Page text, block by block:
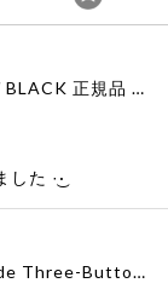
[as”on] BONITA MINI BAG / BLACK 正規品 韓国ブランド 韓国通販 韓国代行 韓国ファッション as on ason エズオン アズオン
た‪ ·͜·
[COOR][WOMEN] Faux Suede Three-Button Blazer (Dark Brown) 正規品 韓国ブランド 韓国通販 韓国代行 韓国ファッション クール クーア クアー 日本 店舗